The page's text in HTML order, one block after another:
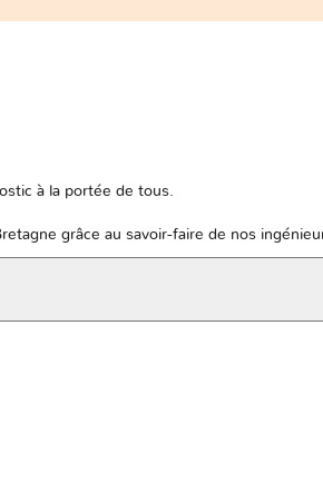
à la portée de tous.
grâce au savoir-faire de nos